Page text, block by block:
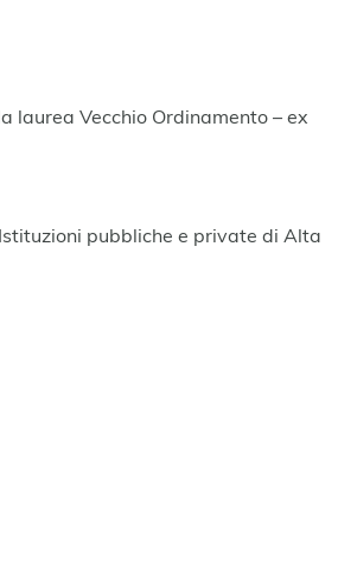
laurea Vecchio Ordinamento – ex
pubbliche e private di Alta